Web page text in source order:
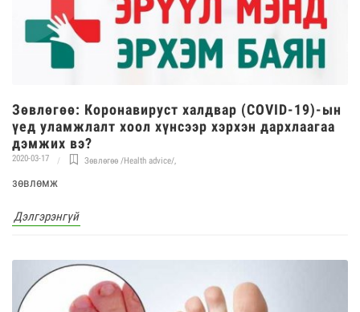
Зөвлөгөө: Коронавируст халдвар (COVID-19)-ын
үeд уламжлалт хоол хүнсээр хэрхэн дархлаагаа
дэмжих вэ?
2020-03-17 Зөвлөгөө /Health advice/,
зөвлөмж
Дэлгэрэнгүй